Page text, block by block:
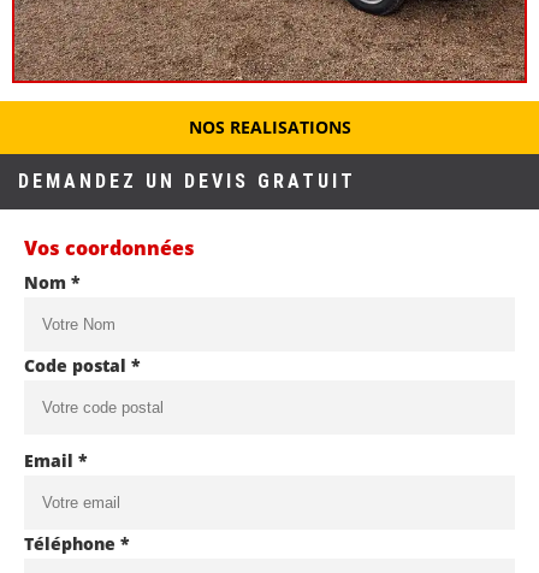
NOS REALISATIONS
DEMANDEZ UN DEVIS GRATUIT
Vos coordonnées
Nom *
Code postal *
Email *
Téléphone *